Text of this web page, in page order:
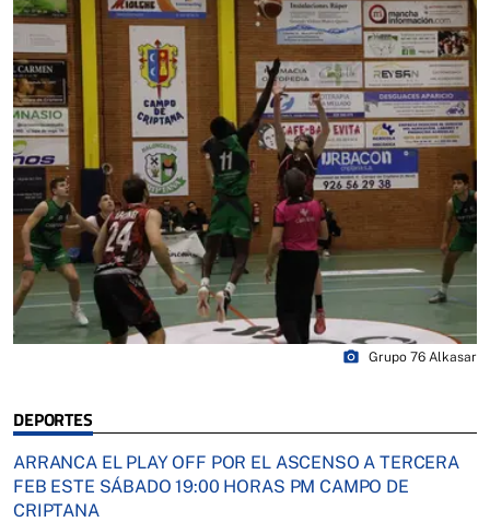
DEPORTES
ARRANCA EL PLAY OFF POR EL ASCENSO A TERCERA
FEB ESTE SÁBADO 19:00 HORAS PM CAMPO DE
CRIPTANA
photo_camera Grupo 76 Alkasar